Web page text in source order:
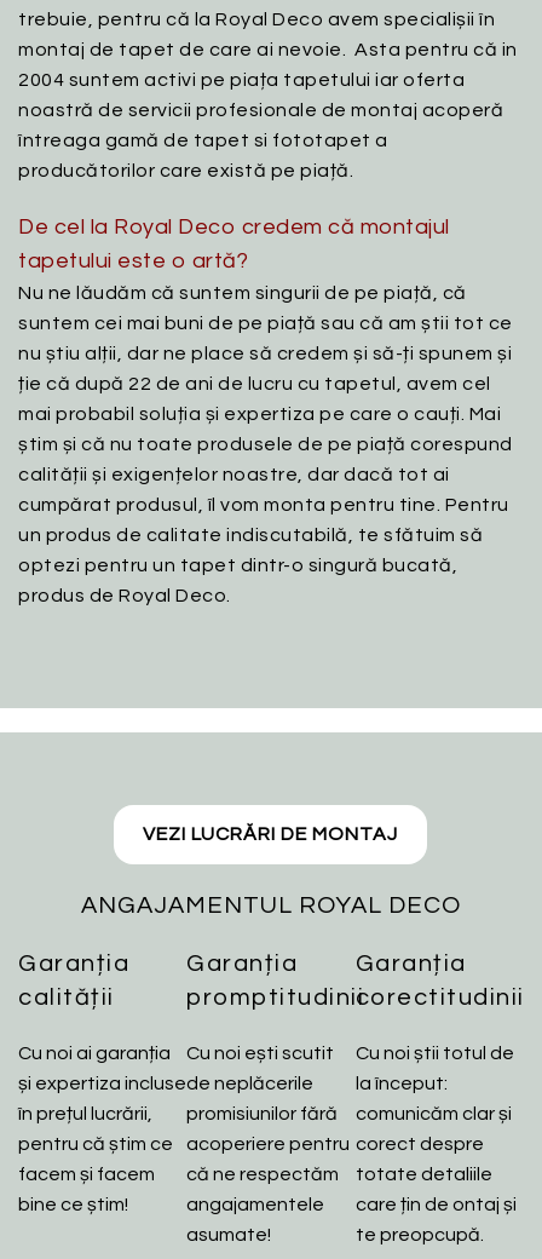
trebuie, pentru că la Royal Deco avem specialișii în
montaj de tapet de care ai nevoie. Asta pentru că in
2004 suntem activi pe piața tapetului iar oferta
noastră de servicii profesionale de montaj acoperă
întreaga gamă de tapet si fototapet a
producătorilor care există pe piață.
De cel la Royal Deco credem că montajul
tapetului este o artă?
Nu ne lăudăm că suntem singurii de pe piață, că
suntem cei mai buni de pe piață sau că am știi tot ce
nu știu alții, dar ne place să credem și să-ți spunem și
ție că după 22 de ani de lucru cu tapetul, avem cel
mai probabil soluția și expertiza pe care o cauți. Mai
știm și că nu toate produsele de pe piață corespund
calității și exigențelor noastre, dar dacă tot ai
cumpărat produsul, îl vom monta pentru tine. Pentru
un produs de calitate indiscutabilă, te sfătuim să
optezi pentru un tapet dintr-o singură bucată,
produs de Royal Deco.
Garanția
calității
Cu noi ai garanția
și expertiza incluse
în prețul lucrării,
pentru că știm ce
facem și facem
bine ce știm!
Garanția
promptitudinii
Cu noi ești scutit
de neplăcerile
promisiunilor fără
acoperiere pentru
că ne respectăm
angajamentele
asumate!
Garanția
corectitudinii
Cu noi știi totul de
la început:
comunicăm clar și
corect despre
totate detaliile
care țin de ontaj și
te preopcupă.
ANGAJAMENTUL ROYAL DECO
VEZI LUCRĂRI DE MONTAJ